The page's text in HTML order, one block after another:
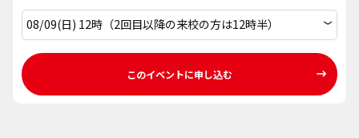
このイベントに申し込む